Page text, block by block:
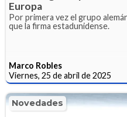
Europa
Por primera vez el grupo
que la firma estadunidense.
Marco Robles
Viernes, 25 de abril de 2025
Novedades